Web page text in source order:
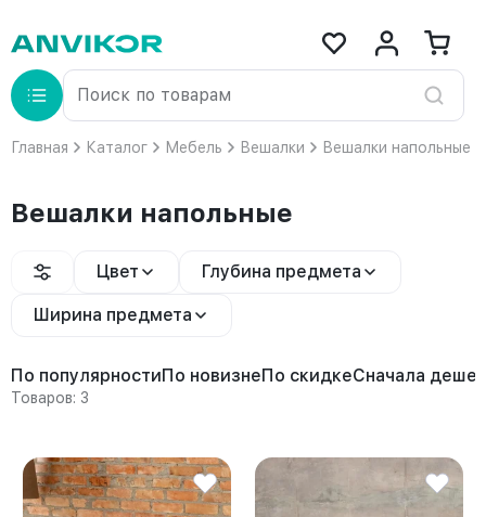
Главная Каталог Мебель Вешалки Вешалки напольные
Вешалки напольные
Цвет Глубина предмета
Ширина предмета
По популярностиПо новизнеПо скидкеСначала
Товаров: 3